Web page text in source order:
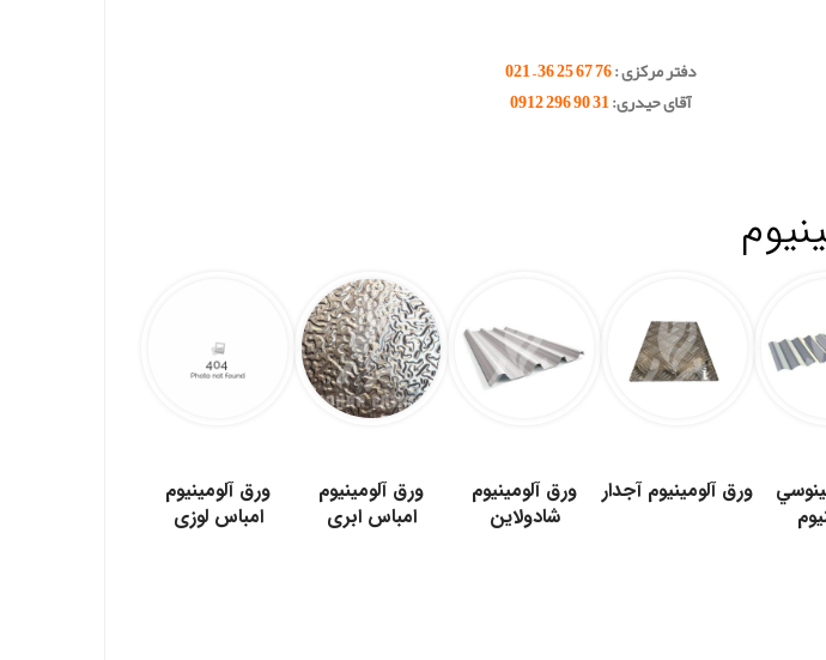
دفتر مرکزی :76 67 25 36 – 021
آقای حیدری:31 90 296 0912
ورق آلومینیوم آجدار
ورق آلومینیوم
شادولاین
ورق آلومینیوم
امباس ابری
ورق آلومينيوم
امباس لوزی